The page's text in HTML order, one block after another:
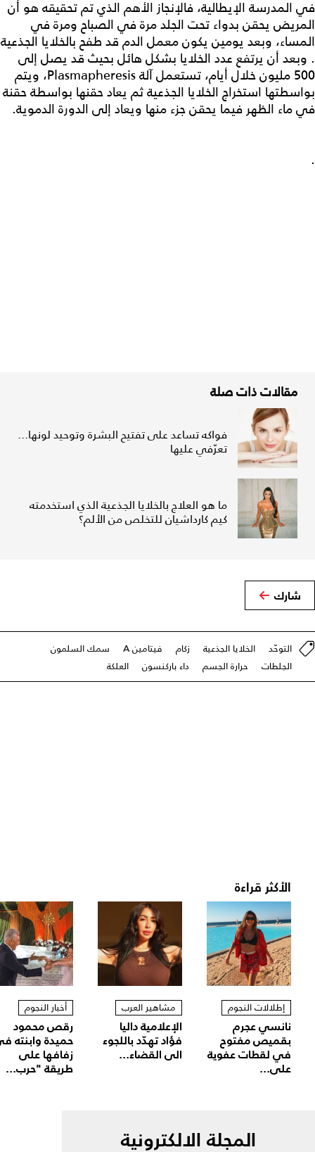
في المدرسة الإيطالية، فالإنجاز الأهم الذي تم تحقيقه هو أن
المريض يحقن بدواء تحت الجلد مرة في الصباح ومرة في
المساء، وبعد يومين يكون معمل الدم قد طفح بالخلايا الجذعية
. وبعد أن يرتفع عدد الخلايا بشكل هائل بحيث قد يصل إلى
500 مليون خلال أيام، تستعمل آلة Plasmapheresis، ويتم
بواسطتها استخراج الخلايا الجذعية ثم يعاد حقنها بواسطة حقنة
في ماء الظهر فيما يحقن جزء منها ويعاد إلى الدورة الدموية.
.
مقالات ذات صلة
فواكه تساعد على تفتيح البشرة وتوحيد لونها...
تعرّفي عليها
ما هو العلاج بالخلايا الجذعية الذي استخدمته
كيم كارداشيان للتخلص من الألم؟
شارك
التوحّد الخلايا الجذعية زكام فيتامين A
سمك السلمون
الجلطات
حرارة الجسم داء باركنسون العلكة
الأكثر قراءة
إطلالات النجوم
نانسي عجرم
بقميص مفتوح
في لقطات عفوية
على...
مشاهير العرب
الإعلامية داليا
فؤاد تهدّد باللجوء
الى القضاء...
أخبار النجوم
رقص محمود
حميدة وابنته
زفافها على
طريقة "حرب...
المجلة الالكترونية